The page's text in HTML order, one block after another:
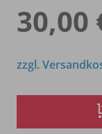
30,00
zzgl.